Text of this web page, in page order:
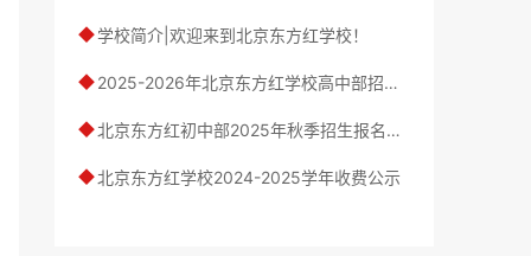
◆学校简介|欢迎来到北京东方红学校！
◆ 2025-2026年北京东方红学校高中部招生简章
◆ 北京东方红初中部2025年秋季招生报名工作开启
◆ 北京东方红学校2024-2025学年收费公示